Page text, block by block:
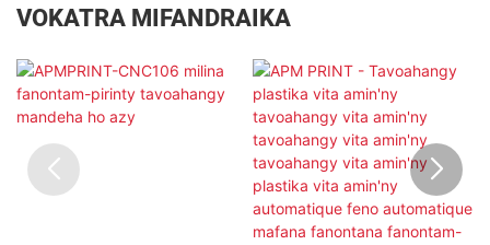
VOKATRA MIFANDRAIKA